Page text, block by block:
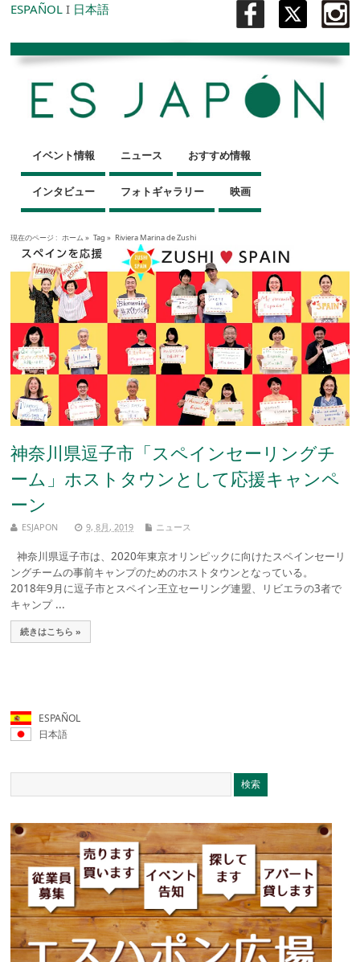
ESPAÑOL I 日本語
イベント情報 ニュース おすすめ情報
インタビュー フォトギャラリー 映画
現在のページ : ホーム » Tag » Riviera Marina de Zushi
神奈川県逗子市「スペインセーリングチ
ーム」ホストタウンとして応援キャンペ
ーン
ESJAPON 9, 8月, 2019 ニュース
神奈川県逗子市は、2020年東京オリンピックに向けたスペインセーリ
ングチームの事前キャンプのためのホストタウンとなっている。
2018年9月に逗子市とスペイン王立セーリング連盟、リビエラの3者で
キャンプ ...
続きはこちら »
ESPAÑOL
日本語